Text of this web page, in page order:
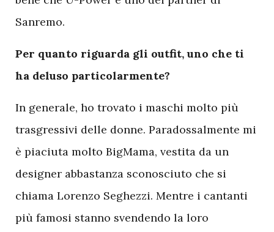
Sanremo.
Per quanto riguarda gli outfit, uno che ti
ha deluso particolarmente?
In generale, ho trovato i maschi molto più
trasgressivi delle donne. Paradossalmente mi
è piaciuta molto BigMama, vestita da un
designer abbastanza sconosciuto che si
chiama Lorenzo Seghezzi. Mentre i cantanti
più famosi stanno svendendo la loro